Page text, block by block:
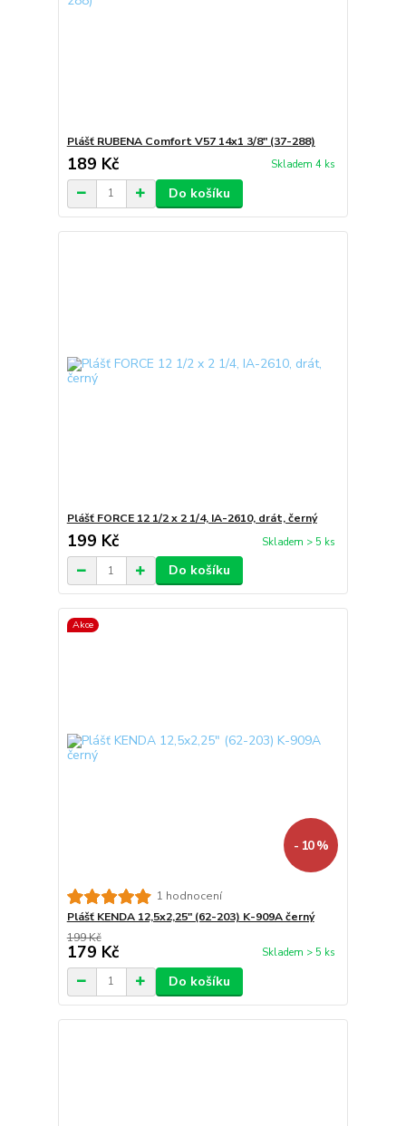
Plášť RUBENA Comfort V57 14x1 3/8" (37-288)
189 Kč Skladem 4 ks
Do košíku
Plášť FORCE 12 1/2 x 2 1/4, IA-2610, drát, černý
199 Kč Skladem > 5 ks
Do košíku
Akce
- 10 %
1 hodnocení
Plášť KENDA 12,5x2,25" (62-203) K-909A černý
199 Kč
179 Kč Skladem > 5 ks
Do košíku